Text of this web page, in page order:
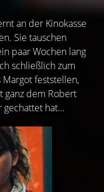
an der Kinokasse
Sie tauschen
paar Wochen lang
schließlich zum
feststellen,
ganz dem Robert
gechattet hat…